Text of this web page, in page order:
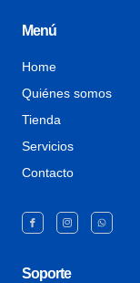
Menú
Home
Quiénes somos
Tienda
Servicios
Contacto
Soporte